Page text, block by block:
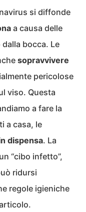
si diffonde
a causa delle
bocca. Le
sopravvivere
pericolose
viso. Questa
a fare la
a casa, le
dispensa. La
“cibo infetto”,
ridursi
regole igieniche